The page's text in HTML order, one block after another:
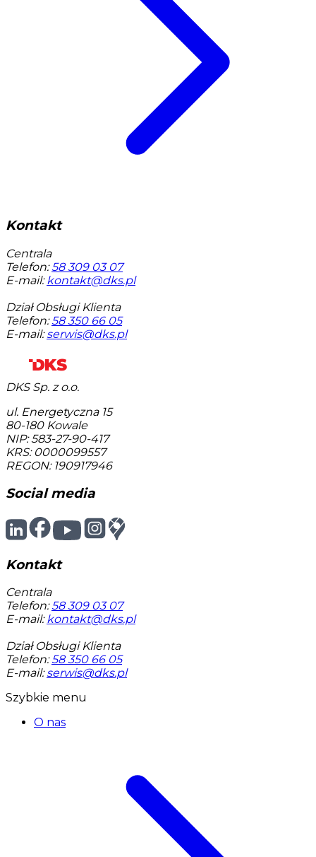
Kontakt
Centrala
Telefon: 58 309 03 07
E-mail: kontakt@dks.pl
Dział Obsługi Klienta
Telefon: 58 350 66 05
E-mail: serwis@dks.pl
DKS Sp. z o.o.
ul. Energetyczna 15
80-180 Kowale
NIP: 583-27-90-417
KRS: 0000099557
REGON: 190917946
Social media
Kontakt
Centrala
Telefon: 58 309 03 07
E-mail: kontakt@dks.pl
Dział Obsługi Klienta
Telefon: 58 350 66 05
E-mail: serwis@dks.pl
Szybkie menu
O nas